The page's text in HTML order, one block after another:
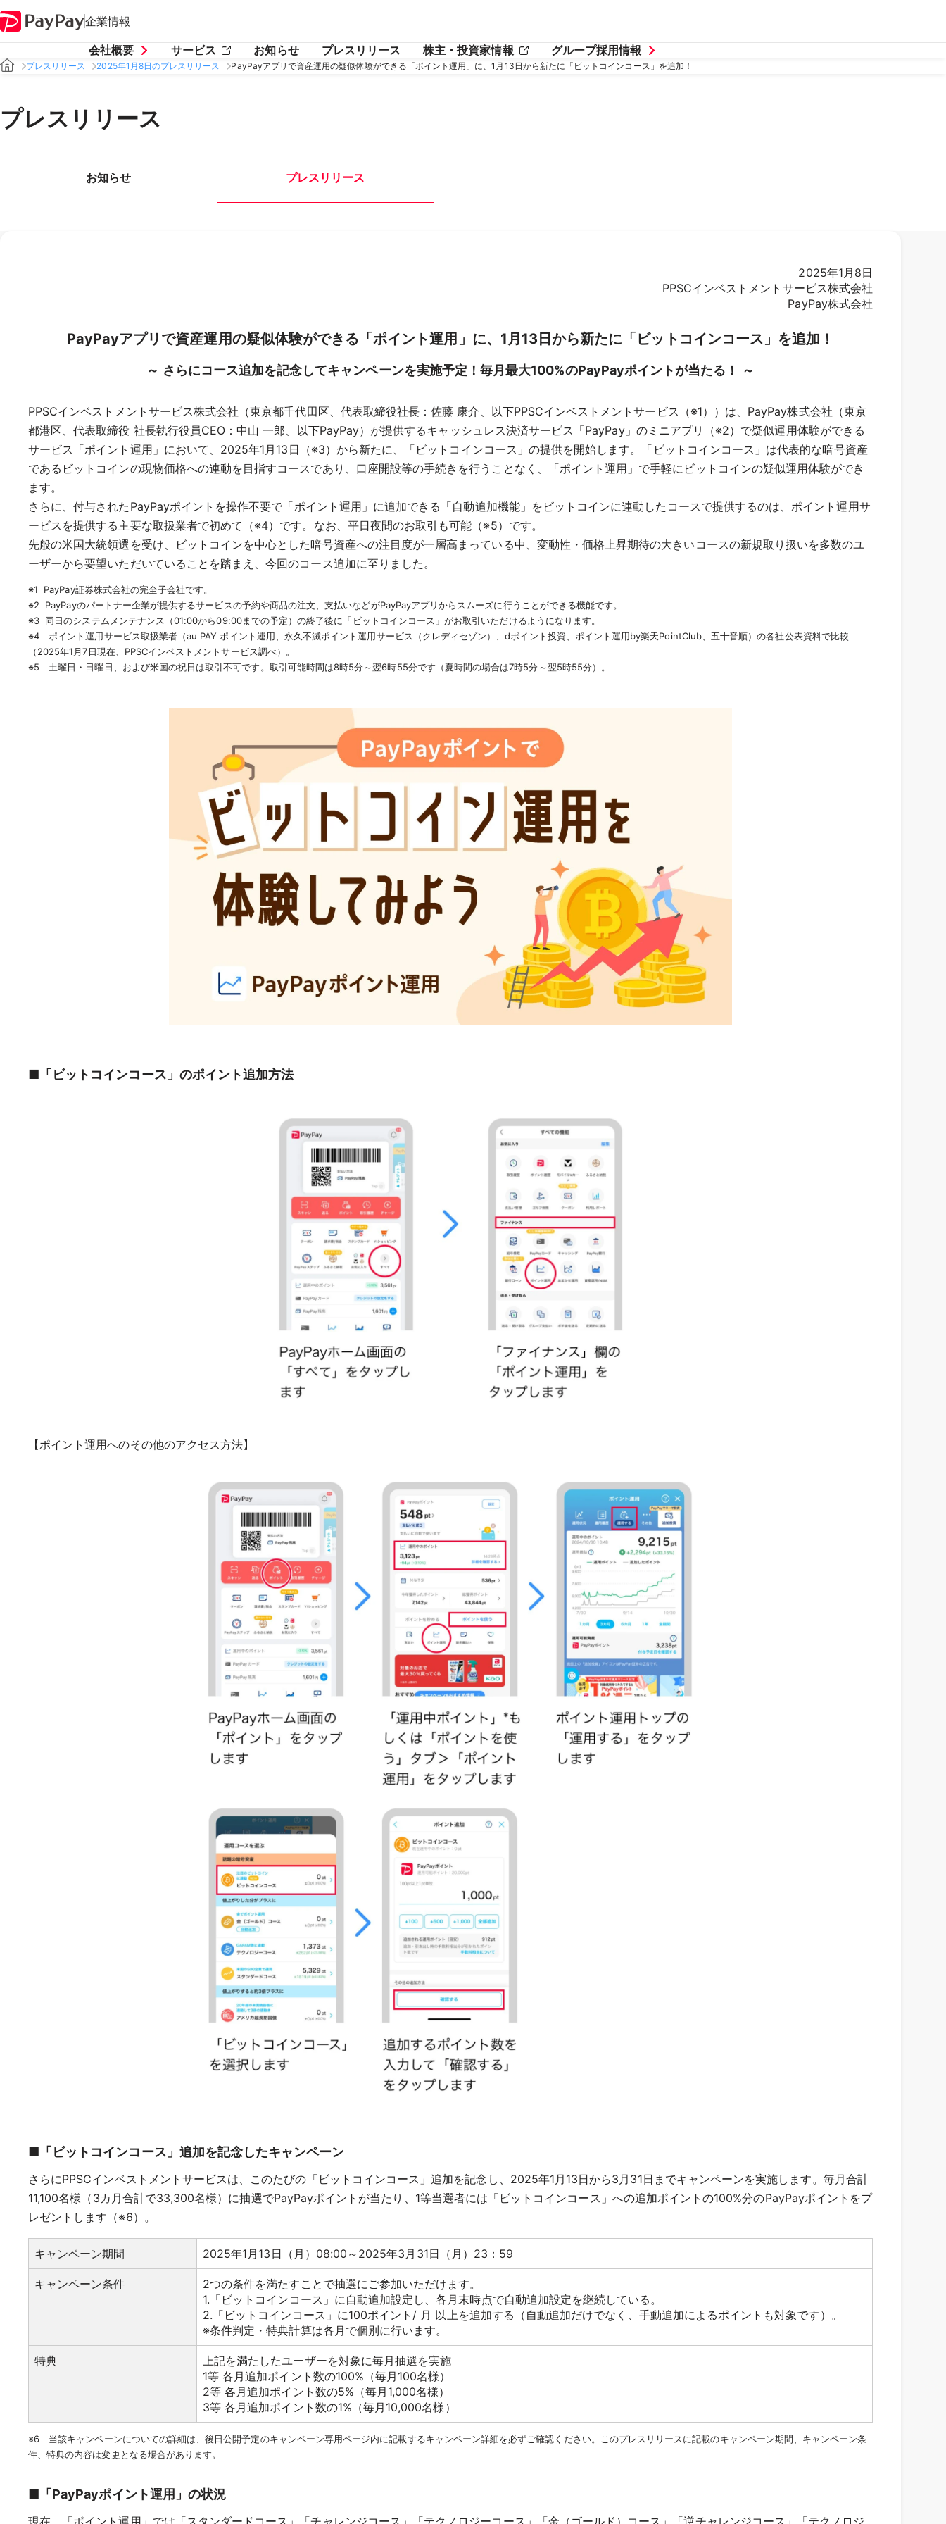
企業情報
会社概要 サービス お知らせ プレスリリース 株主・投資家情報 グループ採用情報
プレスリリース 2025年1月8日のプレスリリース PayPayアプリで資産運用の疑似体験ができる「ポイント運用」に、1月13日から新たに「ビットコインコース」を追加！
プレスリリース
お知らせ プレスリリース
2025年1月8日
PPSCインベストメントサービス株式会社
PayPay株式会社
PayPayアプリで資産運用の疑似体験ができる「ポイント運用」に、1月13日から新たに「ビットコインコース」を追加！
～ さらにコース追加を記念してキャンペーンを実施予定！毎月最大100%のPayPayポイントが当たる！ ～
PPSCインベストメントサービス株式会社（東京都千代田区、代表取締役社長：佐藤 康介、以下PPSCインベストメントサービス（※1））は、PayPay株式会社（東京
都港区、代表取締役 社長執行役員CEO：中山 一郎、以下PayPay）が提供するキャッシュレス決済サービス「PayPay」のミニアプリ（※2）で疑似運用体験ができる
サービス「ポイント運用」において、2025年1月13日（※3）から新たに、「ビットコインコース」の提供を開始します。「ビットコインコース」は代表的な暗号資産
であるビットコインの現物価格への連動を目指すコースであり、口座開設等の手続きを行うことなく、「ポイント運用」で手軽にビットコインの疑似運用体験ができ
ます。
さらに、付与されたPayPayポイントを操作不要で「ポイント運用」に追加できる「自動追加機能」をビットコインに連動したコースで提供するのは、ポイント運用サ
ービスを提供する主要な取扱業者で初めて（※4）です。なお、平日夜間のお取引も可能（※5）です。
先般の米国大統領選を受け、ビットコインを中心とした暗号資産への注目度が一層高まっている中、変動性・価格上昇期待の大きいコースの新規取り扱いを多数のユ
ーザーから要望いただいていることを踏まえ、今回のコース追加に至りました。
※1 PayPay証券株式会社の完全子会社です。
※2 PayPayのパートナー企業が提供するサービスの予約や商品の注文、支払いなどがPayPayアプリからスムーズに行うことができる機能です。
※3 同日のシステムメンテナンス（01:00から09:00までの予定）の終了後に「ビットコインコース」がお取引いただけるようになります。
※4 ポイント運用サービス取扱業者（au PAY ポイント運用、永久不滅ポイント運用サービス（クレディセゾン）、dポイント投資、ポイント運用by楽天PointClub、五十音順）の各社公表資料で比較
（2025年1月7日現在、PPSCインベストメントサービス調べ）。
※5 土曜日・日曜日、および米国の祝日は取引不可です。取引可能時間は8時5分～翌6時55分です（夏時間の場合は7時5分～翌5時55分）。
■「ビットコインコース」のポイント追加方法
【ポイント運用へのその他のアクセス方法】
■「ビットコインコース」追加を記念したキャンペーン
さらにPPSCインベストメントサービスは、このたびの「ビットコインコース」追加を記念し、2025年1月13日から3月31日までキャンペーンを実施します。毎月合計
11,100名様（3カ月合計で33,300名様）に抽選でPayPayポイントが当たり、1等当選者には「ビットコインコース」への追加ポイントの100%分のPayPayポイントをプ
レゼントします（※6）。
キャンペーン期間 2025年1月13日（月）08:00～2025年3月31日（月）23：59
キャンペーン条件
2つの条件を満たすことで抽選にご参加いただけます。
1.「ビットコインコース」に自動追加設定し、各月末時点で自動追加設定を継続している。
2.「ビットコインコース」に100ポイント/ 月 以上を追加する（自動追加だけでなく、手動追加によるポイントも対象です）。
※条件判定・特典計算は各月で個別に行います。
特典
上記を満たしたユーザーを対象に毎月抽選を実施
1等 各月追加ポイント数の100%（毎月100名様）
2等 各月追加ポイント数の5%（毎月1,000名様）
3等 各月追加ポイント数の1%（毎月10,000名様）
※6 当該キャンペーンについての詳細は、後日公開予定のキャンペーン専用ページ内に記載するキャンペーン詳細を必ずご確認ください。このプレスリリースに記載のキャンペーン期間、キャンペーン条
件、特典の内容は変更となる場合があります。
■「PayPayポイント運用」の状況
現在、「ポイント運用」では「スタンダードコース」「チャレンジコース」「テクノロジーコース」「金（ゴールド）コース」「逆チャレンジコース」「テクノロジ